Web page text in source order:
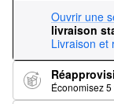
Ouvrir une
livraison
Livraison et
Économisez